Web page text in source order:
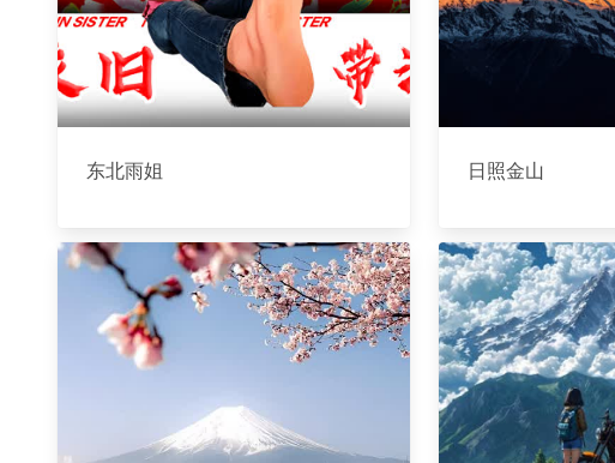
东北雨姐 日照金山